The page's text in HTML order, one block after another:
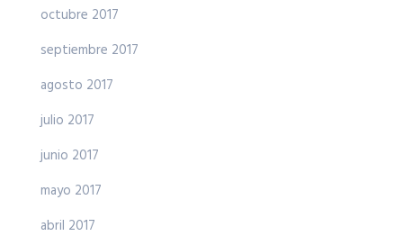
octubre 2017
septiembre 2017
agosto 2017
julio 2017
junio 2017
mayo 2017
abril 2017